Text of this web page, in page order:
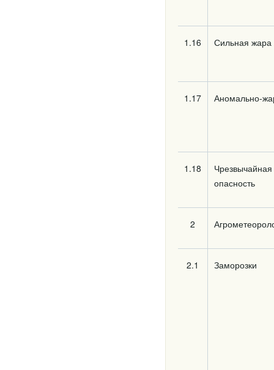
1.16 Сильная жара
1.17 Аномально-
1.18
опасность
2
2.1 Заморозки